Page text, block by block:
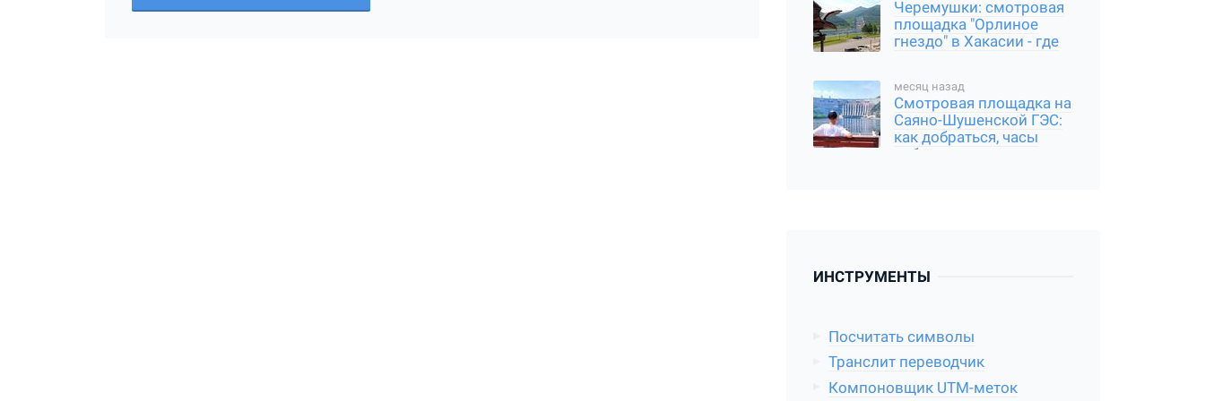
Черемушки: смотровая
площадка "Орлиное
гнездо" в Хакасии - где
месяц назад
Смотровая площадка на
Саяно-Шушенской ГЭС:
как добраться, часы
работы
ИНСТРУМЕНТЫ
Посчитать символы
Транслит переводчик
Компоновщик UTM-меток